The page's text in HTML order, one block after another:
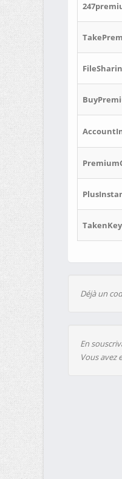
Déjà un
En
Vous